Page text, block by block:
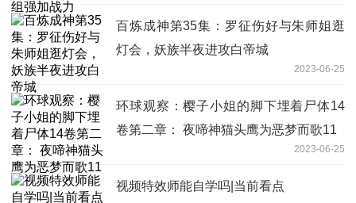
百炼成神第35集：罗征伤好与朱师姐逛
灯会，妖族半夜进攻白帝城
2023-06-25
环球观察：樱子小姐的脚下埋着尸体14
卷第二章： 夜啼神猫头鹰为恶梦而歌11
2023-06-25
视频特效师能自学吗|当前看点